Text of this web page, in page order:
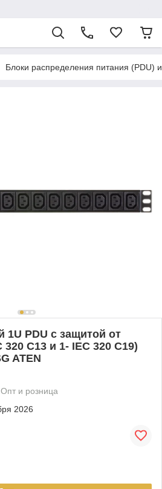
Блоки распределения питания (PDU)
1U PDU с защитой от
320 C13 и 1- IEC 320 C19)
ATEN
Опт и розница
2026